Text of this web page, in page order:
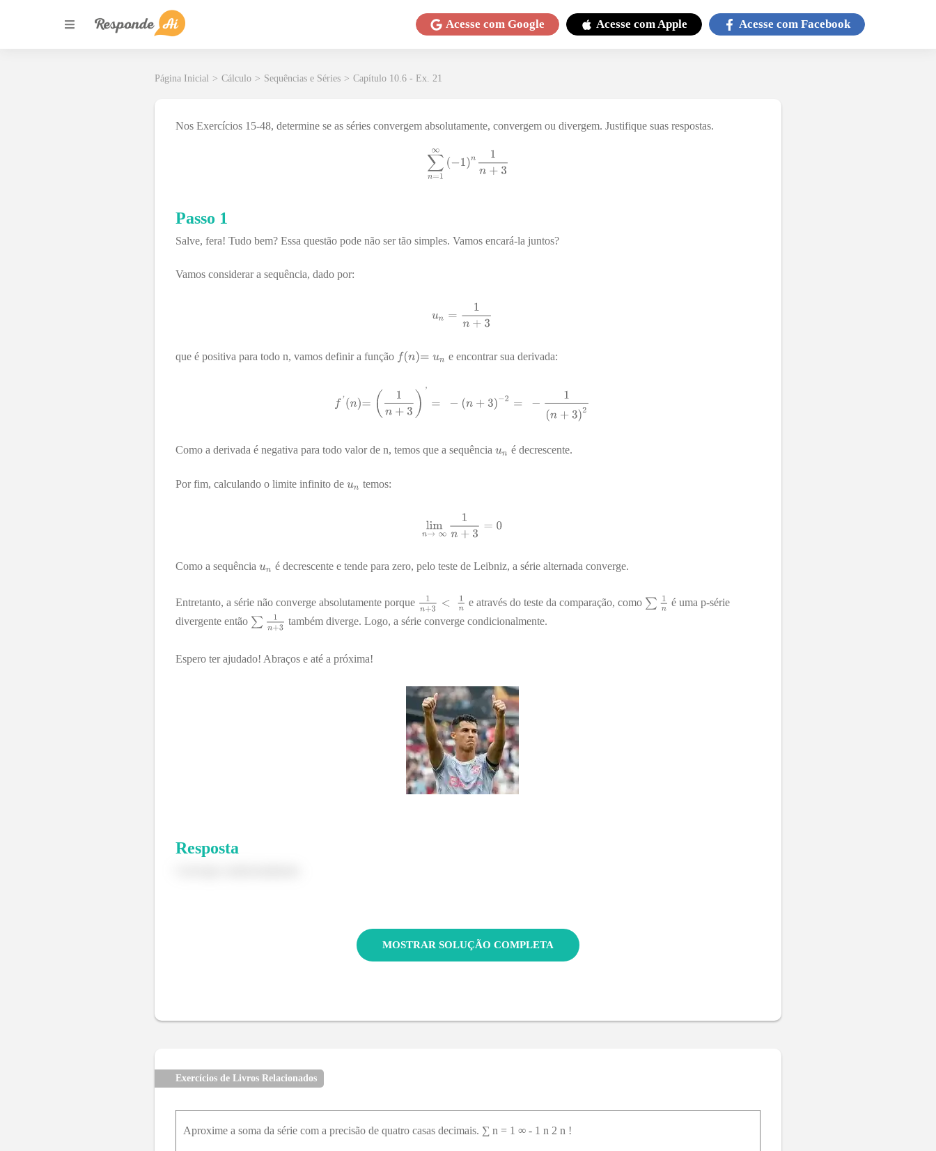
Acesse com Google Acesse comApple Acesse com Facebook
Página Inicial > Cálculo > Sequências e Séries > Capítulo 10.6 - Ex. 21
Nos Exercícios 15-48, determine se as séries convergem absolutamente, convergem ou divergem. Justifique suas respostas.
Passo 1
Salve, fera! Tudo bem? Essa questão pode não ser tão simples. Vamos encará-la juntos?
Vamos considerar a sequência, dado por:
que é positiva para todo n, vamos definir a função e encontrar sua derivada:
Como a derivada é negativa para todo valor de n, temos que a sequência é decrescente.
Por fim, calculando o limite infinito de temos:
Como a sequência é decrescente e tende para zero, pelo teste de Leibniz, a série alternada converge.
Entretanto, a série não converge absolutamente porque e através do teste da comparação, como
é uma p-série
divergente então
também diverge. Logo, a série converge condicionalmente.
Espero ter ajudado! Abraços e até a próxima!
Resposta
MOSTRAR SOLUÇÃO COMPLETA
Exercícios de Livros Relacionados
Aproxime a soma da série com a precisão de quatro casas decimais. ∑ n = 1 ∞ - 1 n 2 n !